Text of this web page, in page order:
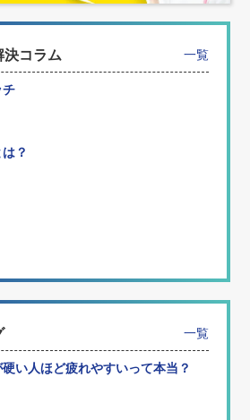
決コラム 一覧
チ
？
一覧
硬い人ほど疲れやすいって本当？